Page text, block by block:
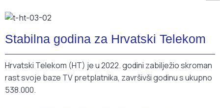
Stabilna godina za Hrvatski Telekom
Hrvatski Telekom (HT) je u 2022. godini zabilježio skroman
rast svoje baze TV pretplatnika, završivši godinu s ukupno
538.000.